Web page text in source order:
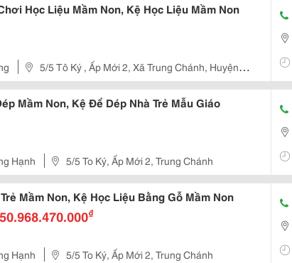
Học Liệu Mầm Non, Kệ Học Liệu Mầm Non
5/5 Tô Ký , Ấp Mới 2, Xã Trung Chánh, Huyện
Mầm Non, Kệ Để Dép Nhà Trẻ Mẫu Giáo
Hạnh 5/5 To Ký, Ấp Mới 2, Trung Chánh
Mầm Non, Kệ Học Liệu Bằng Gỗ Mầm Non
₫
Hạnh 5/5 To Ký, Ấp Mới 2, Trung Chánh